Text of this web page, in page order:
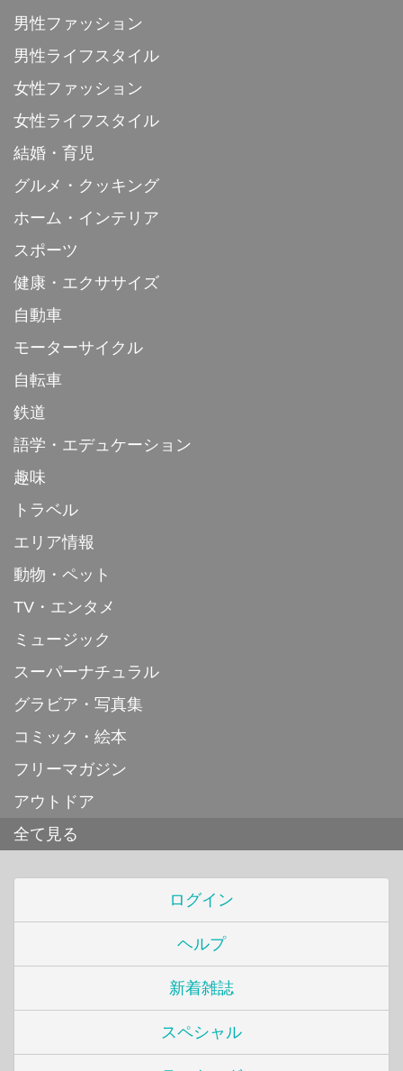
男性ファッション
男性ライフスタイル
女性ファッション
女性ライフスタイル
結婚・育児
グルメ・クッキング
ホーム・インテリア
スポーツ
健康・エクササイズ
自動車
モーターサイクル
自転車
鉄道
語学・エデュケーション
趣味
トラベル
エリア情報
動物・ペット
TV・エンタメ
ミュージック
スーパーナチュラル
グラビア・写真集
コミック・絵本
フリーマガジン
アウトドア
全て見る
ログイン
ヘルプ
新着雑誌
スペシャル